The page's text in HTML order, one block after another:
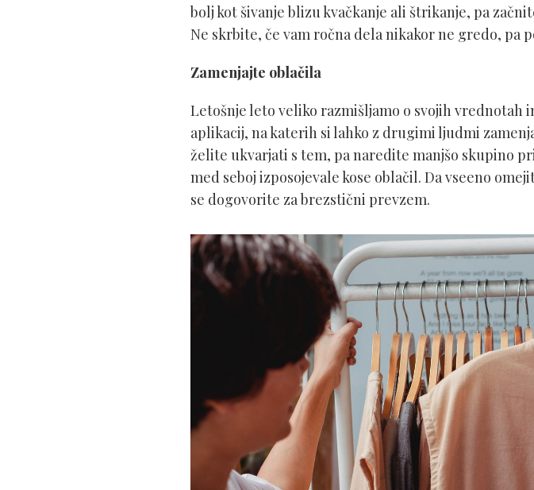
bolj kot šivanje blizu kvačkanje ali štrikanje, pa
Ne skrbite, če vam ročna dela nikakor ne gredo, pa
Zamenjajte oblačila
Letošnje leto veliko razmišljamo o svojih vrednotah
aplikacij, na katerih si lahko z drugimi ljudmi
želite ukvarjati s tem, pa naredite manjšo skupino
med seboj izposojevale kose oblačil. Da vseeno
se dogovorite za brezstični prevzem.